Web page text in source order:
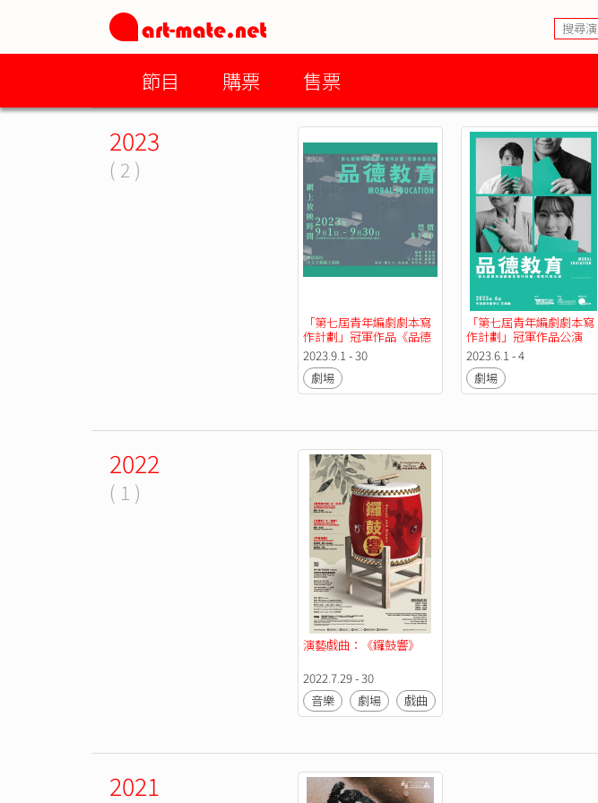
節目 購票 售票
2023
( 2 )
「第七屆青年編劇劇本寫
作計劃」冠軍作品《品德
教育》網上放映
2023.9.1 - 30
劇場
「第七屆青年編劇劇本寫
作計劃」冠軍作品公演
《品德教育》
2023.6.1 - 4
劇場
2022
( 1 )
演藝戲曲：《鑼鼓響》
2022.7.29 - 30
音樂
劇場 戲曲
2021